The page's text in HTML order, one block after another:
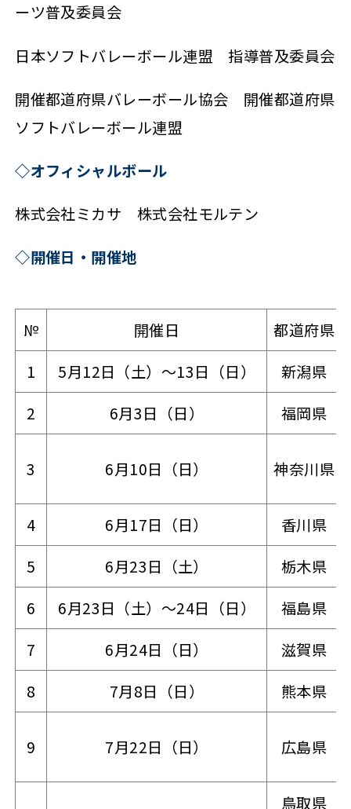
ーツ普及委員会
日本ソフトバレーボール連盟 指導普及委員会
開催都道府県バレーボール協会 開催都道府県
ソフトバレーボール連盟
◇オフィシャルボール
株式会社ミカサ 株式会社モルテン
◇開催日・開催地
№ 開催日
都道府県
1
5月12日（土）～13日（日） 新潟県
2
6月3日（日） 福岡県
3 6月10日（日） 神奈川県
4 6月17日（日）
香川県
5
6月23日（土）
栃木県
6
6月23日（土）～24日（日）
福島県
7
6月24日（日）
滋賀県
8
7月8日（日） 熊本県
9 7月22日（日） 広島県
鳥取県